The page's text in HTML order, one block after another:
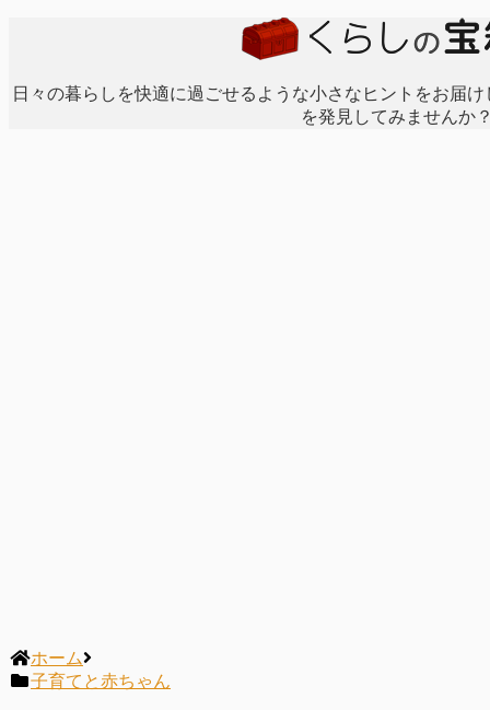
日々の暮らしを快適に過ごせるような小さなヒントをお届
を発見してみませんか
ホーム
子育てと赤ちゃん